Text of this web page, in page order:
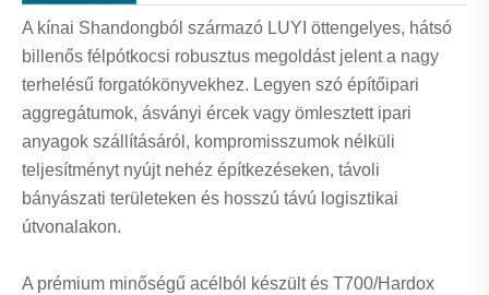
A kínai Shandongból származó LUYI öttengelyes, hátsó
billenős félpótkocsi robusztus megoldást jelent a nagy
terhelésű forgatókönyvekhez. Legyen szó építőipari
aggregátumok, ásványi ércek vagy ömlesztett ipari
anyagok szállításáról, kompromisszumok nélküli
teljesítményt nyújt nehéz építkezéseken, távoli
bányászati ​​területeken és hosszú távú logisztikai
útvonalakon.
A prémium minőségű acélból készült és T700/Hardox